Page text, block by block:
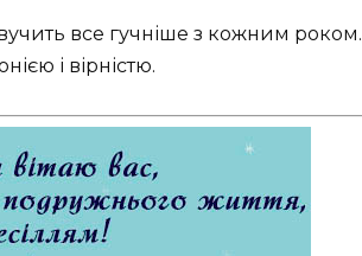
все гучніше з кожним роком.
і вірністю.